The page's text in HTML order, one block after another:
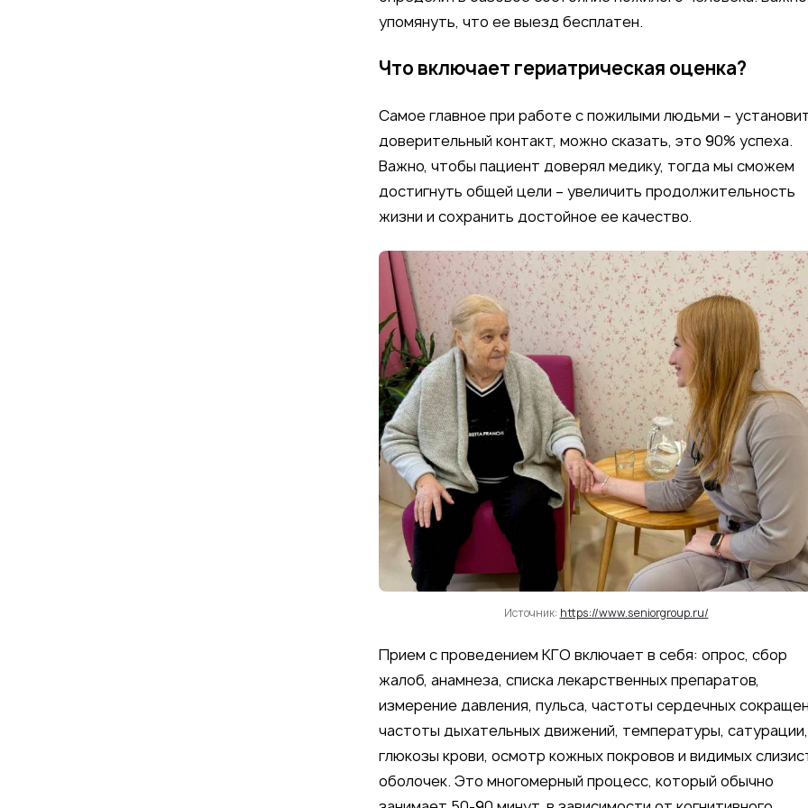
упомянуть, что ее выезд бесплатен.
Что включает гериатрическая оценка?
Самое главное при работе с пожилыми людьми –
доверительный контакт, можно сказать, это 90% успеха.
Важно, чтобы пациент доверял медику, тогда мы сможем
достигнуть общей цели – увеличить продолжительность
жизни и сохранить достойное ее качество.
Источник: https://www.seniorgroup.ru/
Прием с проведением КГО включает в себя: опрос, сбор
жалоб, анамнеза, списка лекарственных препаратов,
измерение давления, пульса, частоты сердечных
частоты дыхательных движений, температуры, сатурации,
глюкозы крови, осмотр кожных покровов и видимых
оболочек. Это многомерный процесс, который обычно